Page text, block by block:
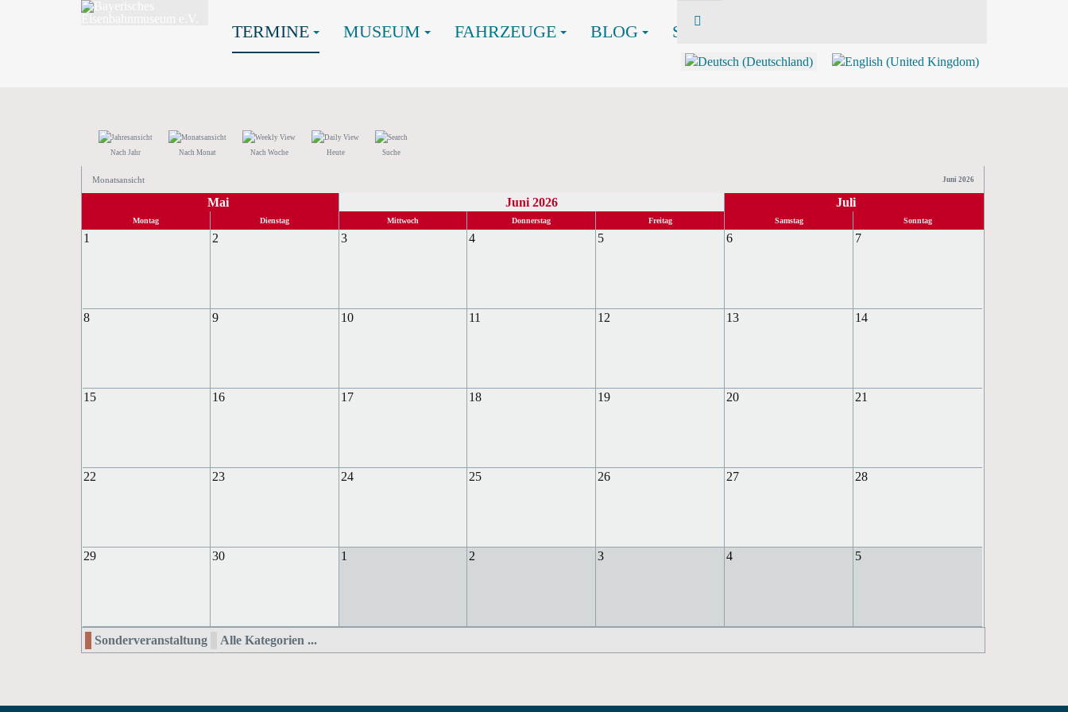
TERMINE MUSEUM FAHRZEUGE BLOG SHOP
Nach Jahr Nach Monat Nach Woche Heute Suche
Monatsansicht Juni 2026
Mai Juni 2026 Juli
Montag Dienstag Mittwoch Donnerstag Freitag Samstag Sonntag
1 2 3 4 5 6 7
8 9 10 11 12 13 14
15 16 17 18 19 20 21
22 23 24 25 26 27 28
29 30 1 2 3 4 5
Sonderveranstaltung Alle Kategorien ...